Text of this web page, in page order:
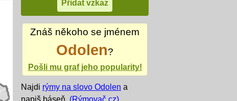
Znáš někoho se jménem
Odolen?
Pošli mu graf jeho popularity!
Najdi rýmy na slovo Odolen a
napiš báseň. (Rýmovač.cz)